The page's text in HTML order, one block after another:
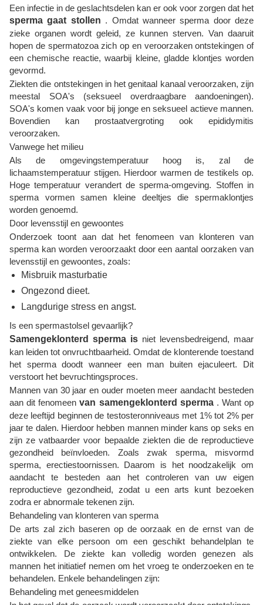
Een infectie in de geslachtsdelen kan er ook voor zorgen dat het
sperma gaat stollen . Omdat wanneer sperma door deze
zieke organen wordt geleid, ze kunnen sterven. Van daaruit
hopen de spermatozoa zich op en veroorzaken ontstekingen of
een chemische reactie, waarbij kleine, gladde klontjes worden
gevormd.
Ziekten die ontstekingen in het genitaal kanaal veroorzaken, zijn
meestal SOA's (seksueel overdraagbare aandoeningen).
SOA's komen vaak voor bij jonge en seksueel actieve mannen.
Bovendien kan prostaatvergroting ook epididymitis
veroorzaken.
Vanwege het milieu
Als de omgevingstemperatuur hoog is, zal de
lichaamstemperatuur stijgen. Hierdoor warmen de testikels op.
Hoge temperatuur verandert de sperma-omgeving. Stoffen in
sperma vormen samen kleine deeltjes die spermaklontjes
worden genoemd.
Door levensstijl en gewoontes
Onderzoek toont aan dat het fenomeen van klonteren van
sperma kan worden veroorzaakt door een aantal oorzaken van
levensstijl en gewoontes, zoals:
Misbruik masturbatie
Ongezond dieet.
Langdurige stress en angst.
Is een spermastolsel gevaarlijk?
Samengeklonterd sperma is niet levensbedreigend, maar
kan leiden tot onvruchtbaarheid. Omdat de klonterende toestand
het sperma doodt wanneer een man buiten ejaculeert. Dit
verstoort het bevruchtingsproces.
Mannen van 30 jaar en ouder moeten meer aandacht besteden
aan dit fenomeenvan samengeklonterd sperma. Want op
deze leeftijd beginnen de testosteronniveaus met 1% tot 2% per
jaar te dalen. Hierdoor hebben mannen minder kans op seks en
zijn ze vatbaarder voor bepaalde ziekten die de reproductieve
gezondheid beïnvloeden. Zoals zwak sperma, misvormd
sperma, erectiestoornissen. Daarom is het noodzakelijk om
aandacht te besteden aan het controleren van uw eigen
reproductieve gezondheid, zodat u een arts kunt bezoeken
zodra er abnormale tekenen zijn.
Behandeling van klonteren van sperma
De arts zal zich baseren op de oorzaak en de ernst van de
ziekte van elke persoon om een ​​geschikt behandelplan te
ontwikkelen. De ziekte kan volledig worden genezen als
mannen het initiatief nemen om het vroeg te onderzoeken en te
behandelen. Enkele behandelingen zijn:
Behandeling met geneesmiddelen